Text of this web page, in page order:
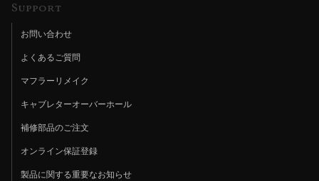
Support
お問い合わせ
よくあるご質問
マフラーリメイク
キャブレターオーバーホール
補修部品のご注文
オンライン保証登録
製品に関する重要なお知らせ